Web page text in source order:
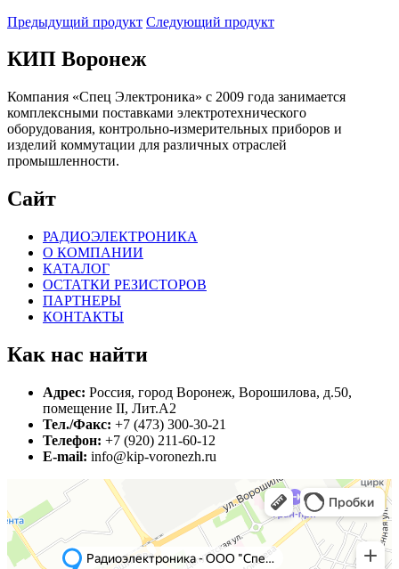
Предыдущий продукт Следующий продукт
КИП Воронеж
Компания «Спец Электроника» c 2009 года занимается
комплексными поставками электротехнического
оборудования, контрольно-измерительных приборов и
изделий коммутации для различных отраслей
промышленности.
Сайт
РАДИОЭЛЕКТРОНИКА
О КОМПАНИИ
КАТАЛОГ
ОСТАТКИ РЕЗИСТОРОВ
ПАРТНЕРЫ
КОНТАКТЫ
Как нас найти
Адрес: Россия, город Воронеж, Ворошилова, д.50,
помещение II, Лит.А2
Тел./Факс: +7 (473) 300-30-21
Телефон: +7 (920) 211-60-12
E-mail: info@kip-voronezh.ru